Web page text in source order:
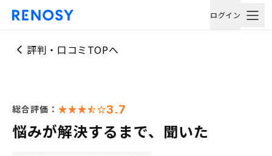
ログイン
評判・口コミTOPへ
総合評価： 3.7
悩みが解決するまで、聞いた